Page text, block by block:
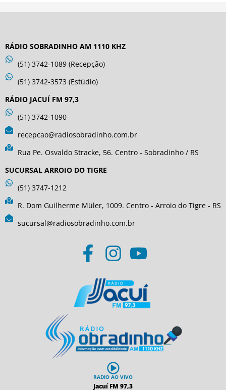
RÁDIO SOBRADINHO AM 1110 KHZ
(51) 3742-1089 (Recepção)
(51) 3742-3573 (Estúdio)
RÁDIO JACUÍ FM 97,3
(51) 3742-1090
recepcao@radiosobradinho.com.br
Rua Pe. Osvaldo Stracke, 56. Centro - Sobradinho / RS
SUCURSAL ARROIO DO TIGRE
(51) 3747-1212
R. Dom Guilherme Müler, 1009. Centro - Arroio do Tigre - RS
sucursal@radiosobradinho.com.br
RADIO AO VIVO
Jacuí FM 97,3